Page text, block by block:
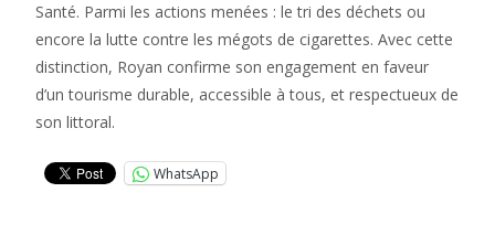
Santé. Parmi les actions menées : le tri des déchets ou
encore la lutte contre les mégots de cigarettes. Avec cette
distinction, Royan confirme son engagement en faveur
d’un tourisme durable, accessible à tous, et respectueux de
son littoral.
WhatsApp